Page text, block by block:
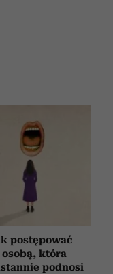
postępować
osobą, która
podnosi